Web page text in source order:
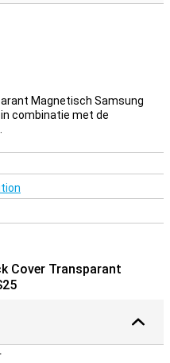
Magnetisch Samsung
combinatie met de
Cover Transparant